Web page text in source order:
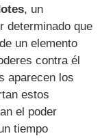
, un
determinado que
un elemento
contra él
aparecen los
estos
el poder
tiempo